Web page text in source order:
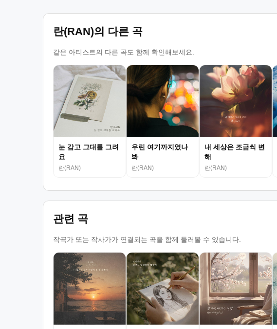
란(RAN)의 다른 곡
같은 아티스트의 다른 곡도 함께 확인해보세요.
눈 감고 그대를 그려
요
란(RAN)
우린 여기까지였나
봐
란(RAN)
내 세상은 조금씩 변
해
란(RAN)
관련 곡
작곡가 또는 작사가가 연결되는 곡을 함께 둘러볼 수 있습니다.